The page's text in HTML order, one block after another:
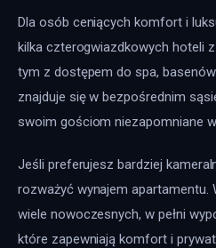
Dla osób ceniących komfort i
kilka czterogwiazdkowych hoteli z
tym z dostępem do spa,
znajduje się w bezpośrednim
swoim gościom niezapomniane
Jeśli preferujesz bardziej
rozważyć wynajem apartamentu.
wiele nowoczesnych, w pełni
które zapewniają komfort i